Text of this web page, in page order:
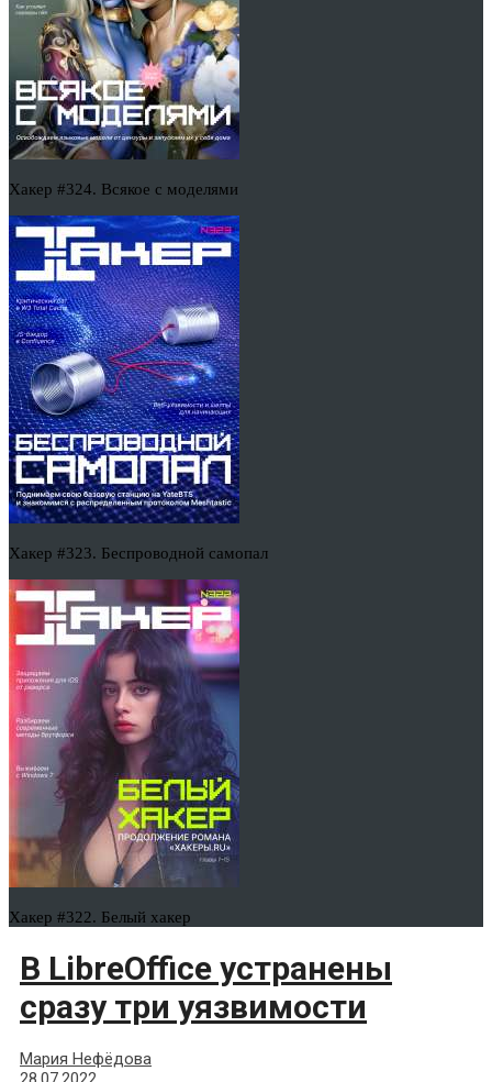
Хакер #324. Всякое с моделями
Хакер #323. Беспроводной самопал
Хакер #322. Белый хакер
В LibreOffice устранены
сразу три уязвимости
Мария Нефёдова